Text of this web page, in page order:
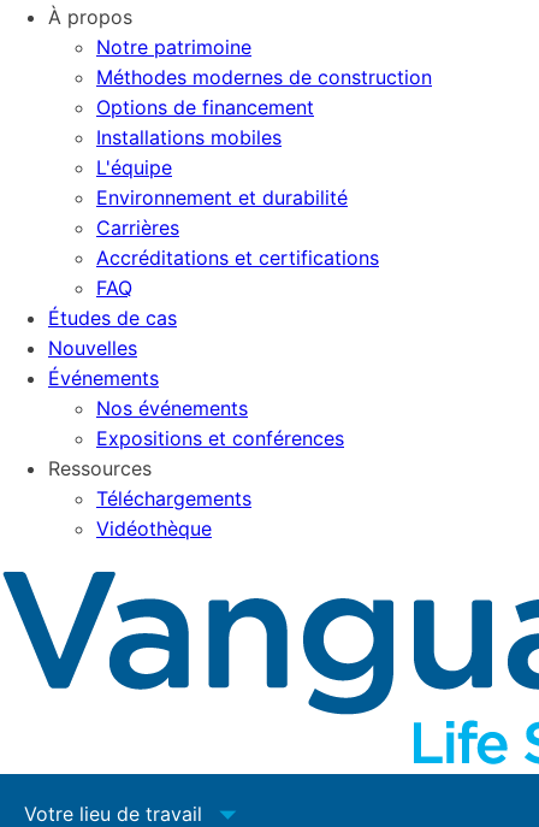
À propos
Notre patrimoine
Méthodes modernes de construction
Options de financement
Installations mobiles
L'équipe
Environnement et durabilité
Carrières
Accréditations et certifications
FAQ
Études de cas
Nouvelles
Événements
Nos événements
Expositions et conférences
Ressources
Téléchargements
Vidéothèque
Votre lieu de travail